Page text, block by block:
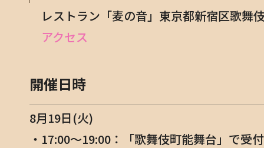
レストラン「麦の音」東京都新宿区歌舞
アクセス
開催日時
8月19日(火)
・17:00〜19:00：「歌舞伎町能舞台」で受